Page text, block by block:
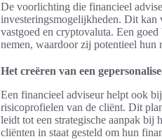
De voorlichting die financieel
investeringsmogelijkheden. Dit kan
vastgoed en cryptovaluta. Een
nemen, waardoor zij potentieel hun
Het creëren van een
Een financieel adviseur helpt ook
risicoprofielen van de cliënt. Dit
leidt tot een strategische aanpak bij
cliënten in staat gesteld om hun